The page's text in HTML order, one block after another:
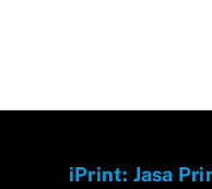
iPrint: Jasa